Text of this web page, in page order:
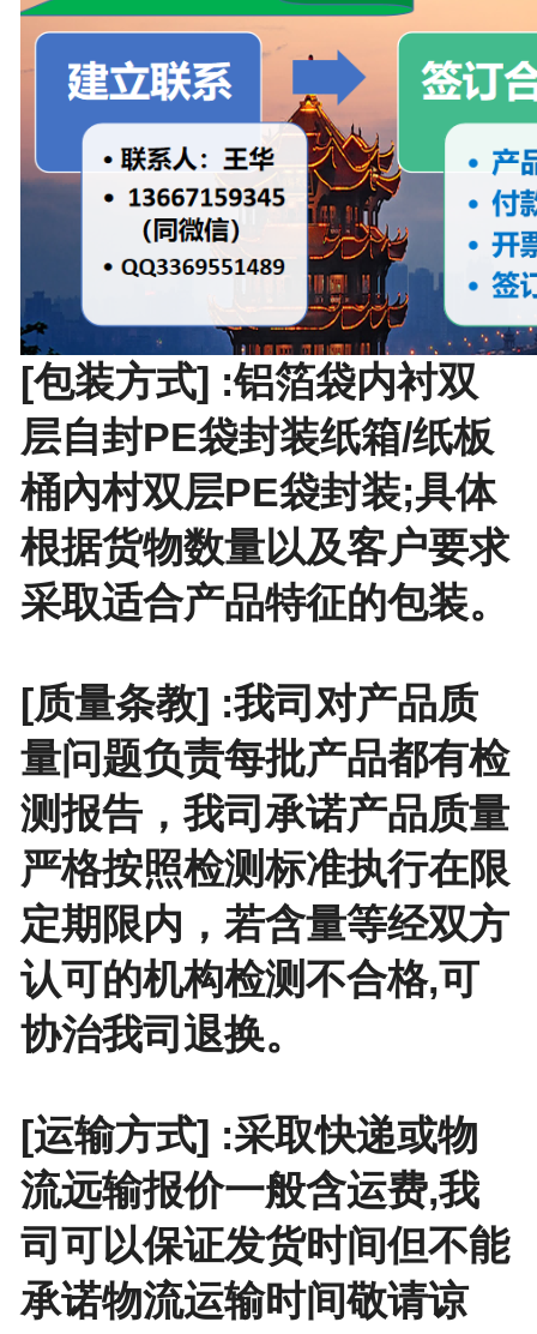
[包装方式] :铝箔袋内衬双
层自封PE袋封装纸箱/纸板
桶內村双层PE袋封装;具体
根据货物数量以及客户要求
采取适合产品特征的包装。
[质量条教] :我司对产品质
量问题负责每批产品都有检
测报告，我司承诺产品质量
严格按照检测标准执行在限
定期限内，若含量等经双方
认可的机构检测不合格,可
协治我司退换。
[运输方式] :采取快递或物
流远输报价一般含运费,我
司可以保证发货时间但不能
承诺物流运输时间敬请谅